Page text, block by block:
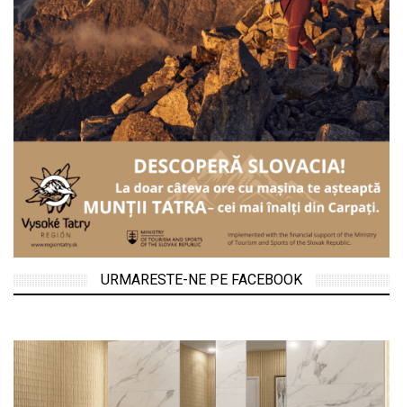
URMARESTE-NE PE FACEBOOK